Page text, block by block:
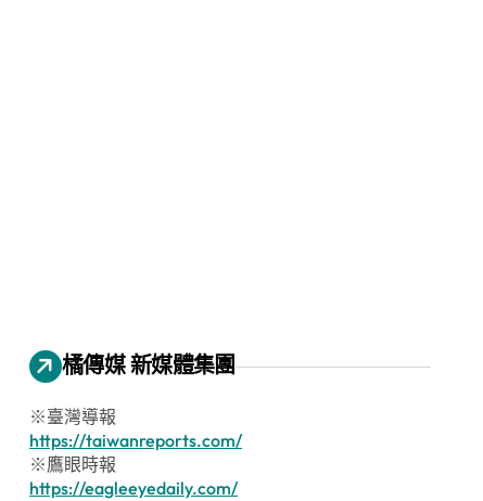
橘傳媒 新媒體集團
※臺灣導報
https://taiwanreports.com/
※鷹眼時報
https://eagleeyedaily.com/